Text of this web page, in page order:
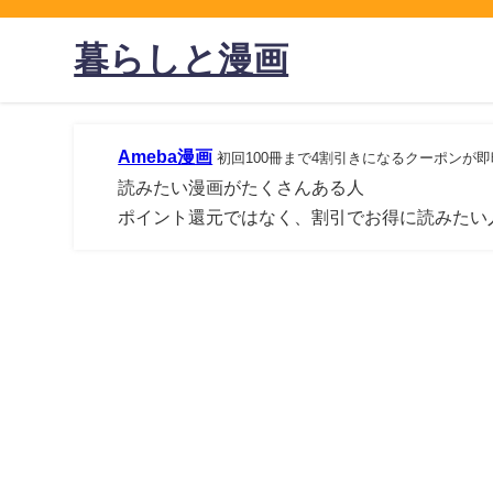
暮らしと漫画
Ameba漫画 初回100冊まで4割引きになるクーポンが
読みたい漫画がたくさんある人
ポイント還元ではなく、割引でお得に読みたい